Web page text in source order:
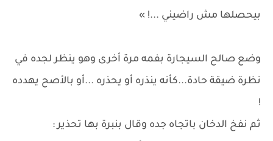
بيحصلها مش راضيني ...! »
وضع صالح السيجارة بفمه مرة أخرى وهو ينظر لجده في
نظرة ضيقة حادة...كأنه ينذره أو يحذره ...أو بالأصح يهدده
!
ثم نفخ الدخان باتجاه جده وقال بنبرة بها تحذير :